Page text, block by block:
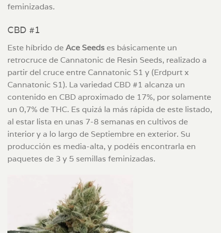
feminizadas.
CBD #1
Este híbrido deAce Seeds es básicamente un
retrocruce de Cannatonic de Resin Seeds, realizado a
partir del cruce entre Cannatonic S1 y (Erdpurt x
Cannatonic S1). La variedad CBD #1 alcanza un
contenido en CBD aproximado de 17%, por solamente
un 0,7% de THC. Es quizá la más rápida de este listado,
al estar lista en unas 7-8 semanas en cultivos de
interior y a lo largo de Septiembre en exterior. Su
producción es media-alta, y podéis encontrarla en
paquetes de 3 y 5 semillas feminizadas.